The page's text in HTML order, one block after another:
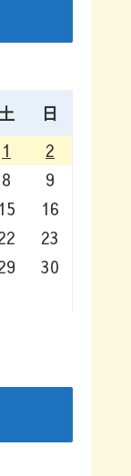
日
1
2
8
9
15
16
23
30